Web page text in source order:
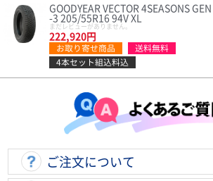
GOODYEAR VECTOR 4SEASONS GEN
-3 205/55R16 94V XL
まだレビューがありません。
222,920円
お取り寄せ商品
送料無料
4本セット組込料込
ご注文について